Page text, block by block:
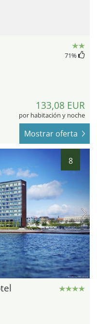
71%
133,08 EUR
por habitación y noche
Mostrar oferta
8